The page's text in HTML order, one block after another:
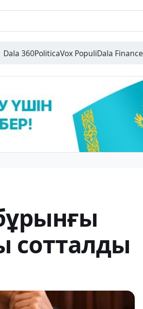
Dala 360PoliticaVox PopuliDala Finance
сотталды